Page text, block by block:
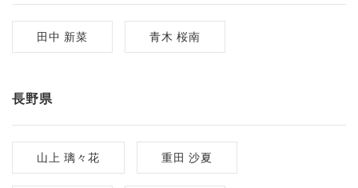
田中 新菜 青木 桜南
長野県
山上 璃々花 重田 沙夏